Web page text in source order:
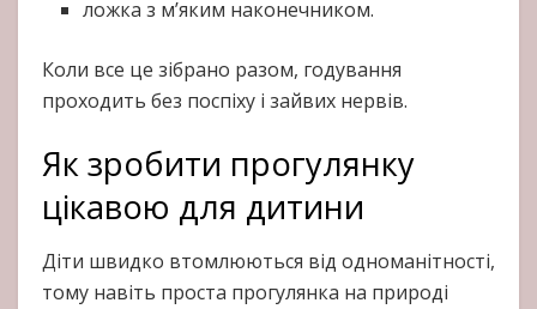
ложка з м’яким наконечником.
Коли все це зібрано разом, годування
проходить без поспіху і зайвих нервів.
Як зробити прогулянку
цікавою для дитини
Діти швидко втомлюються від одноманітності,
тому навіть проста прогулянка на природі